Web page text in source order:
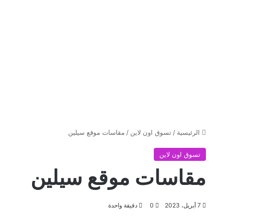
الرئيسية / تسوق اون لاين / مقاسات موقع سيلين
تسوق اون لاين
مقاسات موقع سيلين
7 أبريل، 2023 0 دقيقة واحدة